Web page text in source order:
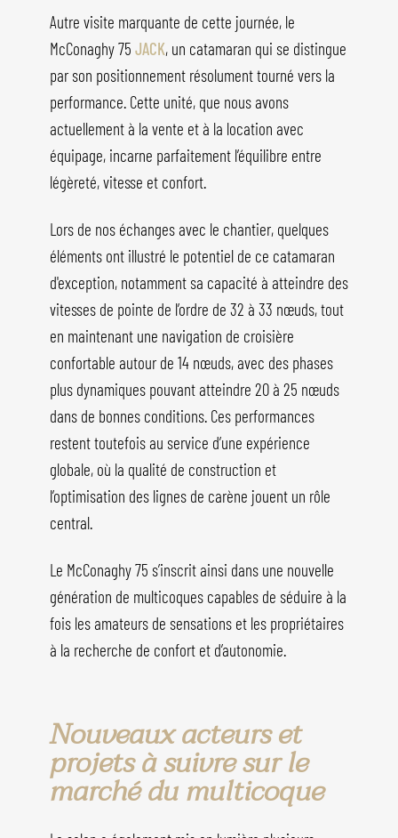
Autre visite marquante de cette journée, le
McConaghy 75 JACK, un catamaran qui se distingue
par son positionnement résolument tourné vers la
performance. Cette unité, que nous avons
actuellement à la vente et à la location avec
équipage, incarne parfaitement l’équilibre entre
légèreté, vitesse et confort.
Lors de nos échanges avec le chantier, quelques
éléments ont illustré le potentiel de ce catamaran
d'exception, notamment sa capacité à atteindre des
vitesses de pointe de l’ordre de 32 à 33 nœuds, tout
en maintenant une navigation de croisière
confortable autour de 14 nœuds, avec des phases
plus dynamiques pouvant atteindre 20 à 25 nœuds
dans de bonnes conditions. Ces performances
restent toutefois au service d’une expérience
globale, où la qualité de construction et
l’optimisation des lignes de carène jouent un rôle
central.
Le McConaghy 75 s’inscrit ainsi dans une nouvelle
génération de multicoques capables de séduire à la
fois les amateurs de sensations et les propriétaires
à la recherche de confort et d’autonomie.
Nouveaux acteurs et
projets à suivre sur le
marché du multicoque